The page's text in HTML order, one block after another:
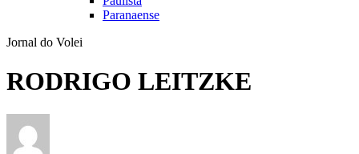
Paranaense
Jornal do Volei
RODRIGO LEITZKE